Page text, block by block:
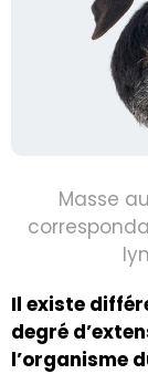
Masse
Il existe
degré
l’organisme